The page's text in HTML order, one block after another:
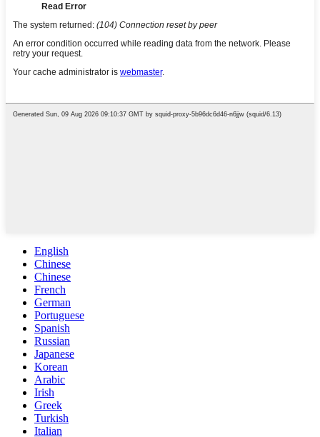
English
Chinese
Chinese
French
German
Portuguese
Spanish
Russian
Japanese
Korean
Arabic
Irish
Greek
Turkish
Italian